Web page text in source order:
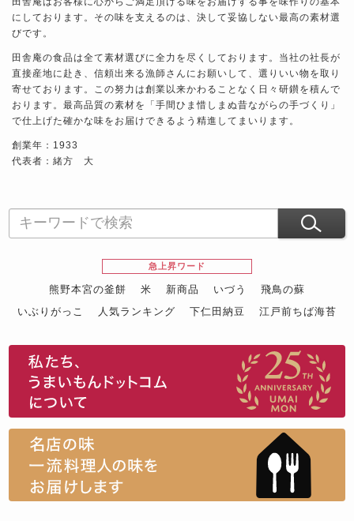
にしております。その味を支えるのは、決して妥協しない最高の素材選
びです。
田舎庵の食品は全て素材選びに全力を尽くしております。当社の社長が
直接産地に赴き、信頼出来る漁師さんにお願いして、選りいい物を取り
寄せております。この努力は創業以来かわることなく日々研鑚を積んで
おります。最高品質の素材を「手間ひま惜しまぬ昔ながらの手づくり」
で仕上げた確かな味をお届けできるよう精進してまいります。
創業年：1933
代表者：緒方 大
急上昇ワード
熊野本宮の釜餅 米 新商品 いづう
飛鳥の蘇
いぶりがっこ
人気ランキング 下仁田納豆
江戸前ちば海苔